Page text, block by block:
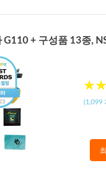
+ 구성품 13종,
★★
★★
(1,099